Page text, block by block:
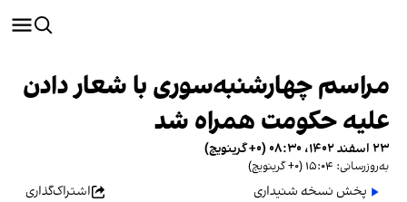
مراسم چهارشنبه‌سوری با شعار دادن
علیه حکومت همراه شد
۲۳ اسفند ۱۴۰۲، ۰۸:۳۰ (‎+۰ گرینویچ)
به‌روزرسانی: ۱۵:۰۴ (‎+۰ گرینویچ)
پخش نسخه شنیداری اشتراک‌گذاری